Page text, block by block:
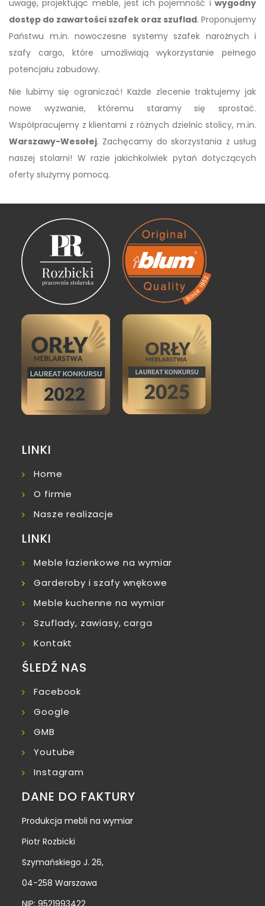
uwagę, projektując meble, jest ich pojemność i wygodny
dostęp do zawartości szafek oraz szuflad. Proponujemy
Państwu m.in. nowoczesne systemy szafek narożnych i
szafy cargo, które umożliwiają wykorzystanie pełnego
potencjału zabudowy.
Nie lubimy się ograniczać! Każde zlecenie traktujemy jak
nowe wyzwanie, któremu staramy się sprostać.
Współpracujemy z klientami z różnych dzielnic stolicy, m.in.
Warszawy-Wesołej. Zachęcamy do skorzystania z usług
naszej stolarni! W razie jakichkolwiek pytań dotyczących
oferty służymy pomocą.
LINKI
Home
O firmie
Nasze realizacje
LINKI
Meble łazienkowe na wymiar
Garderoby i szafy wnękowe
Meble kuchenne na wymiar
Szuflady, zawiasy, carga
Kontakt
ŚLEDŹ NAS
Facebook
Google
GMB
Youtube
Instagram
DANE DO FAKTURY
Produkcja mebli na wymiar
Piotr Rozbicki
Szymańskiego J. 26,
04-258 Warszawa
NIP: 9521993422